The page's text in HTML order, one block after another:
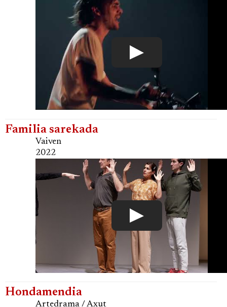
Familia sarekada
Vaiven
2022
Hondamendia
Artedrama / Axut